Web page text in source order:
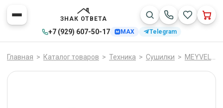
ЗНАК ОТВЕТА
+7 (929) 607-50-17 MAX Telegram
Главная > Каталог товаров > Техника > Сушилки > MEYVEL